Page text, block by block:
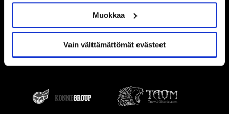
Muokkaa
Vain välttämättömät evästeet